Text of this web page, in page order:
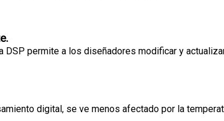
DSP permite a los diseñadores modificar y
digital, se ve menos afectado por la